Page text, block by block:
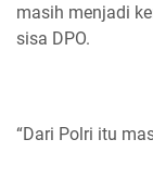
masih menjadi
sisa DPO.
“Dari Polri itu